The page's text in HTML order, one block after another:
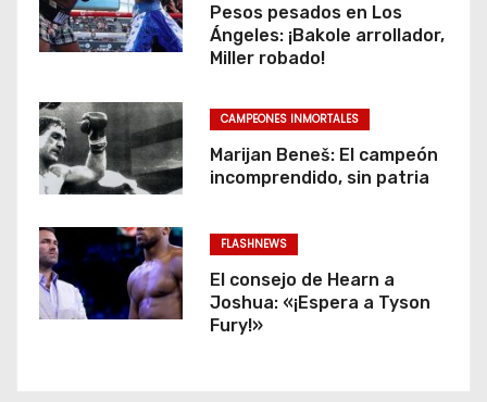
d
s
Pesos pesados en Los
Ángeles: ¡Bakole arrollador,
Miller robado!
CAMPEONES INMORTALES
Marijan Beneš: El campeón
incomprendido, sin patria
FLASHNEWS
El consejo de Hearn a
Joshua: «¡Espera a Tyson
Fury!»